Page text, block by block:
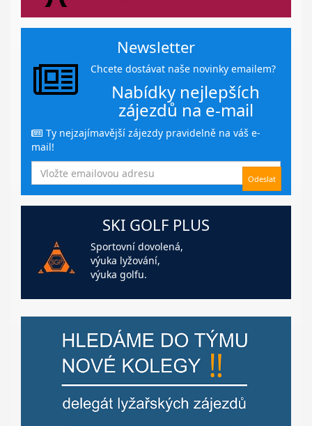
Newsletter
Chcete dostávat naše novinky emailem?
Nabídky nejlepších
zájezdů na e-mail
Ty nejzajímavější zájezdy pravidelně na váš e-
mail!
SKI GOLF PLUS
Sportovní dovolená,
výuka lyžování,
výuka golfu.